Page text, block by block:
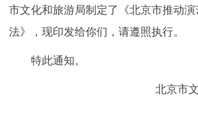
12345网上接诉即办 我要咨询
市文化和旅游局制定了《北京市推动
法》，现印发给你们，请遵照执行。
特此通知。
北京